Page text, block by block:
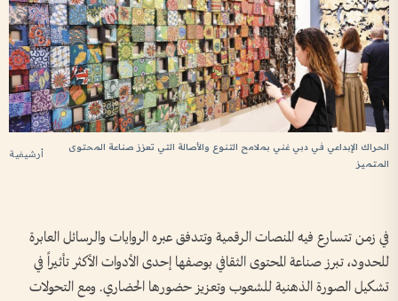
أرشيفية
الحراك الإبداعي في دبي غني بملامح التنوع والأصالة التي تعزز صناعة المحتوى
المتميز
في زمن تتسارع فيه المنصات الرقمية وتتدفق عبره الروايات والرسائل العابرة
للحدود، تبرز صناعة المحتوى الثقافي بوصفها إحدى الأدوات الأكثر تأثيراً في
تشكيل الصورة الذهنية للشعوب وتعزيز حضورها الحضاري. ومع التحولات